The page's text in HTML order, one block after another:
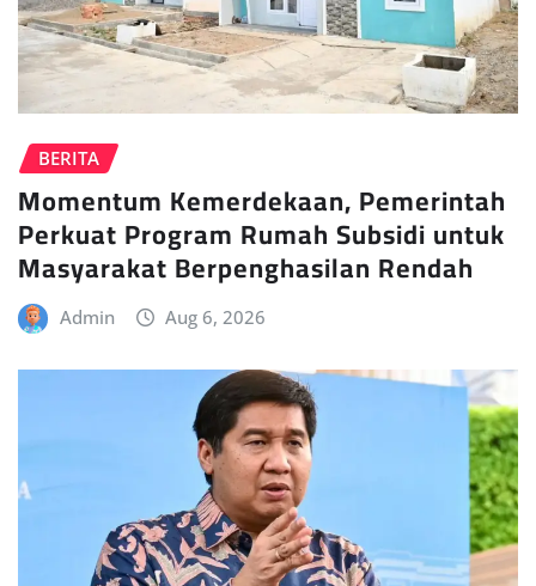
BERITA
Momentum Kemerdekaan, Pemerintah
Perkuat Program Rumah Subsidi untuk
Masyarakat Berpenghasilan Rendah
Admin Aug 6, 2026